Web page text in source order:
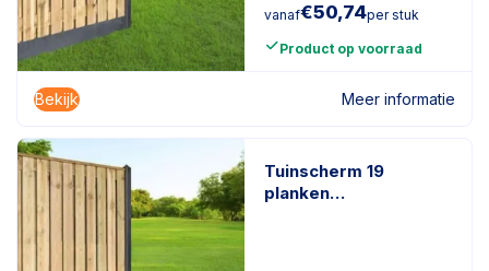
vanaf€50,74per stuk
Product op voorraad
Bekijk Meer informatie
Tuinscherm 19
planken